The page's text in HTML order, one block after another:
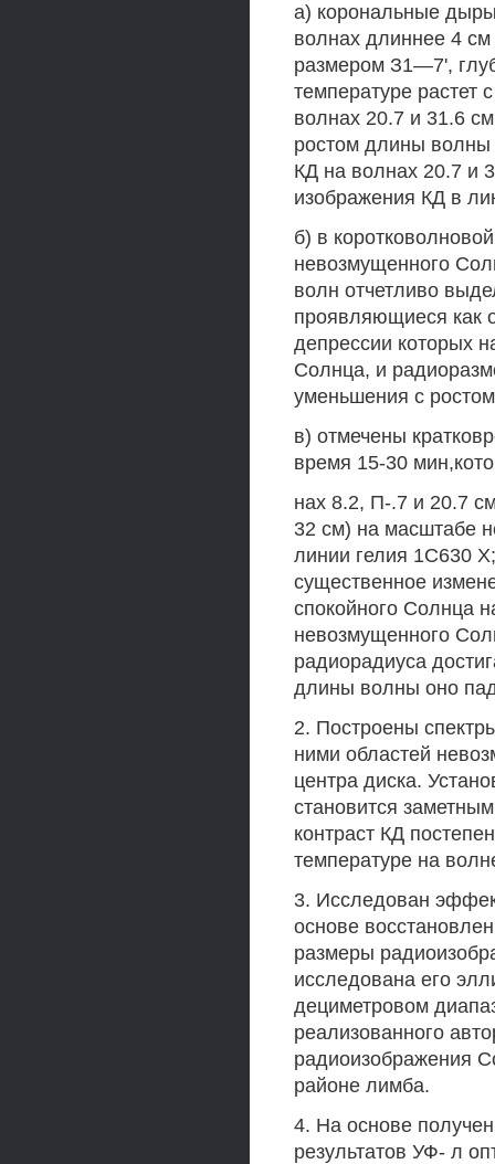
а) корональные
волнах длиннее 4 см
размером З1—7',
температуре растет
волнах 20.7 и 31.6
ростом длины
КД на волнах 20.7 и
изображения КД в
б) в
невозмущенного
волн отчетливо
проявляющиеся как
депрессии которых
Солнца, и
уменьшения с
в) отмечены
время 15-30
нах 8.2, П-.7 и 20.7
32 см) на масштабе
линии гелия 1С630
существенное
спокойного Солнца
невозмущенного
радиорадиуса
длины волны оно
2. Построены
ними областей
центра диска.
становится
контраст КД
температуре на
3. Исследован
основе
размеры
исследована его
дециметровом
реализованного
радиоизображения
районе лимба.
4. На основе
результатов УФ- л